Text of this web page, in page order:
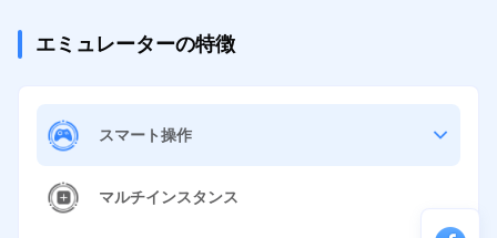
エミュレーターの特徴
スマート操作
マルチインスタンス